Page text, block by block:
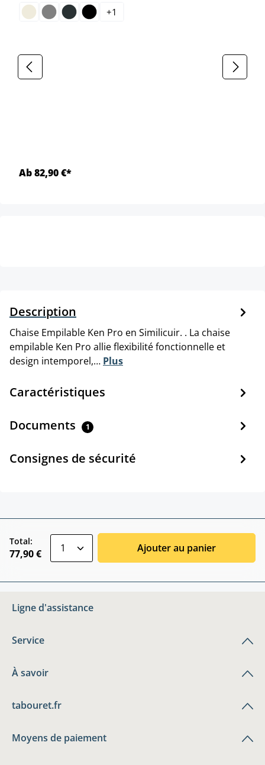
+1
Ab 82,90 €*
Description
Chaise Empilable Ken Pro en Similicuir. . La chaise
empilable Ken Pro allie flexibilité fonctionnelle et
design intemporel,… Plus
Caractéristiques
Documents 1
Consignes de sécurité
Total:
77,90 € Ajouter au panier
Ligne d'assistance
Service
À savoir
tabouret.fr
Moyens de paiement